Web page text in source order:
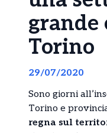
grande
Torino
29/07/2020
Sono giorni
Torino e
regna sul